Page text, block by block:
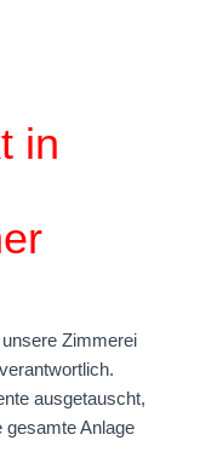
in
Zimmerei
ausgetauscht,
gesamte Anlage